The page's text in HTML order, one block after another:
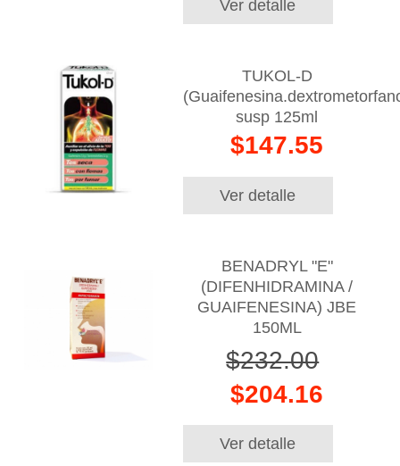
Ver detalle
TUKOL-D
susp 125ml
$147.55
Ver detalle
BENADRYL "E"
(DIFENHIDRAMINA /
GUAIFENESINA) JBE
150ML
$232.00
$204.16
Ver detalle